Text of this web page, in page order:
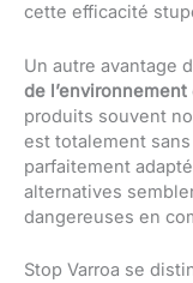
cette efficacité
Un autre avantage
de l’environnement
produits souvent
est totalement
parfaitement
alternatives
dangereuses en
Stop Varroa se